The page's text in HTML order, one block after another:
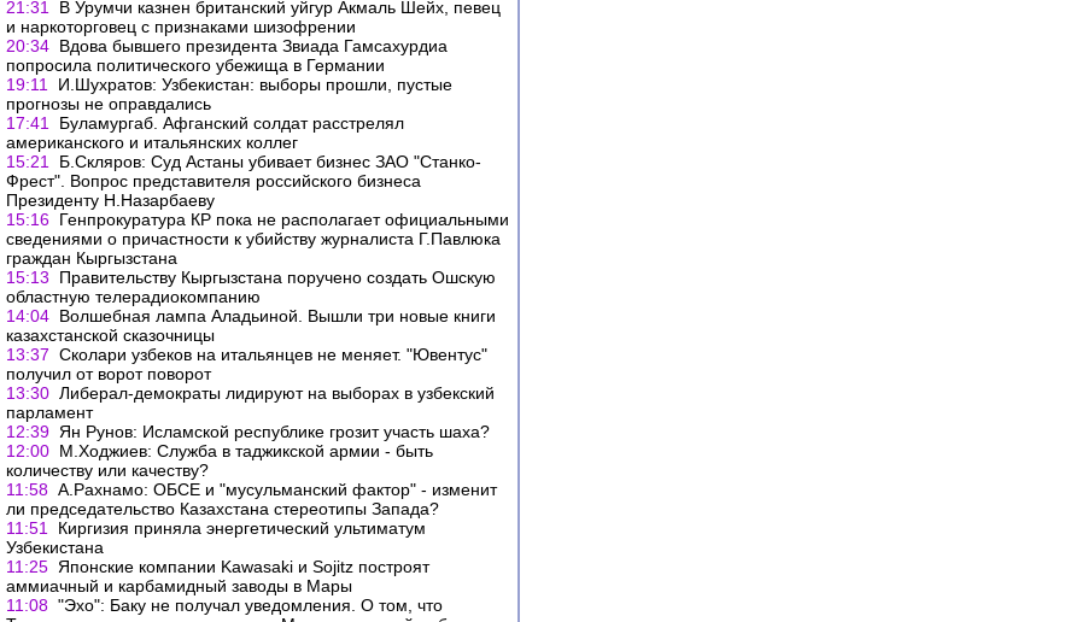
21:31
В Урумчи казнен британский уйгур Акмаль Шейх, певец
и наркоторговец с признаками шизофрении
20:34 Вдова бывшего президента Звиада Гамсахурдиа
попросила политического убежища в Германии
19:11
И.Шухратов: Узбекистан: выборы прошли, пустые
прогнозы не оправдались
17:41
Буламургаб. Афганский солдат расстрелял
американского и итальянских коллег
15:21
Б.Скляров: Суд Астаны убивает бизнес ЗАО "Станко-
Фрест". Вопрос представителя российского бизнеса
Президенту Н.Назарбаеву
15:16 Генпрокуратура КР пока не располагает официальными
сведениями о причастности к убийству журналиста Г.Павлюка
граждан Кыргызстана
15:13
Правительству Кыргызстана поручено создать Ошскую
областную телерадиокомпанию
14:04 Волшебная лампа Аладьиной. Вышли три новые книги
казахстанской сказочницы
13:37 Сколари узбеков на итальянцев не меняет. "Ювентус"
получил от ворот поворот
13:30 Либерал-демократы лидируют на выборах в узбекский
парламент
12:39 Ян Рунов: Исламской республике грозит участь шаха?
12:00 М.Ходжиев: Служба в таджикской армии - быть
количеству или качеству?
11:58 А.Рахнамо: ОБСЕ и "мусульманский фактор" - изменит
ли председательство Казахстана стереотипы Запада?
11:51
Киргизия приняла энергетический ультиматум
Узбекистана
11:25 Японские компании Kawasaki и Sojitz построят
аммиачный и карбамидный заводы в Мары
11:08 "Эхо": Баку не получал уведомления. О том, что